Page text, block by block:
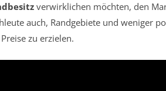
verwirklichen möchten, den
auch, Randgebiete und weniger
zu erzielen.